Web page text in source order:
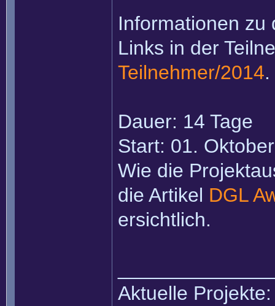
Informationen zu
Links in der
Teilnehmer/2014
Dauer: 14 Tage
Start: 01.
Wie die
die Artikel DGL
ersichtlich.
Aktuelle